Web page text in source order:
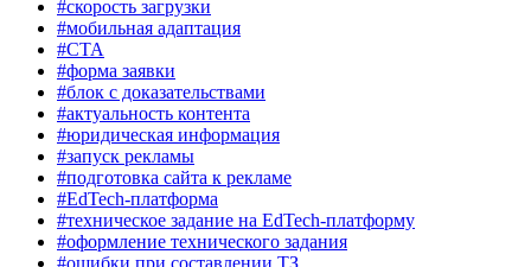
#скорость загрузки
#мобильная адаптация
#CTA
#форма заявки
#блок с доказательствами
#актуальность контента
#юридическая информация
#запуск рекламы
#подготовка сайта к рекламе
#EdTech-платформа
#техническое задание на EdTech-платформу
#оформление технического задания
#ошибки при составлении ТЗ